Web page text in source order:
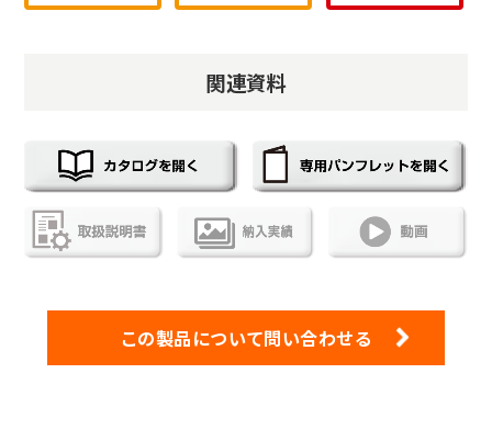
関連資料
この製品について問い合わせる